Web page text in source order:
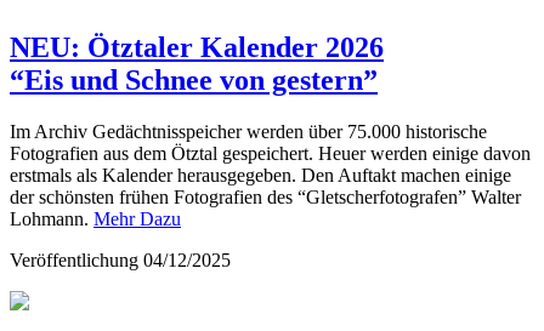
NEU: Ötztaler Kalender 2026
“Eis und Schnee von gestern”
Im Archiv Gedächtnisspeicher werden über 75.000 historische
Fotografien aus dem Ötztal gespeichert. Heuer werden einige davon
erstmals als Kalender herausgegeben. Den Auftakt machen einige
der schönsten frühen Fotografien des “Gletscherfotografen” Walter
Lohmann. Mehr Dazu
Veröffentlichung 04/12/2025